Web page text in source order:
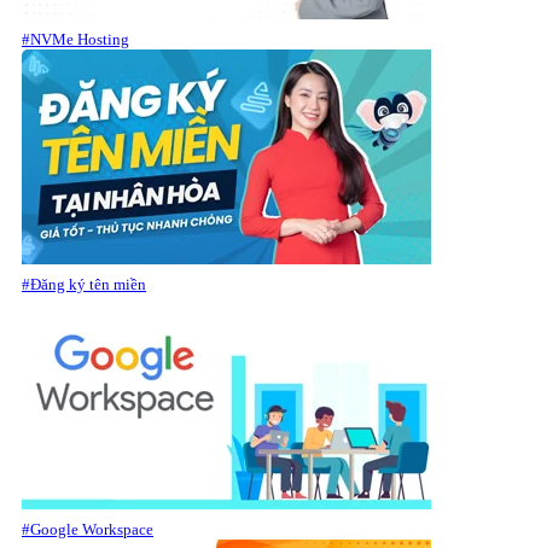
#NVMe Hosting
#Đăng ký tên miền
#Google Workspace